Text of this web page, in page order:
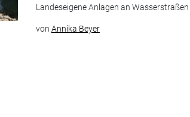
Landeseigene Anlagen an Wasserstraßen
von Annika Beyer